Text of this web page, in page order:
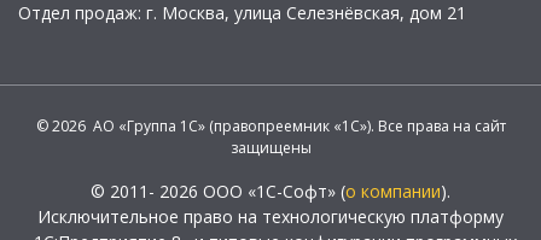
Отдел продаж: г. Москва, улица Селезнёвская, дом 21
© 2026 АО «Группа 1С» (правопреемник «1С»). Все права на сайт
защищены
© 2011- 2026 ООО «1С-Софт» (о компании).
Исключительное право на технологическую платформу